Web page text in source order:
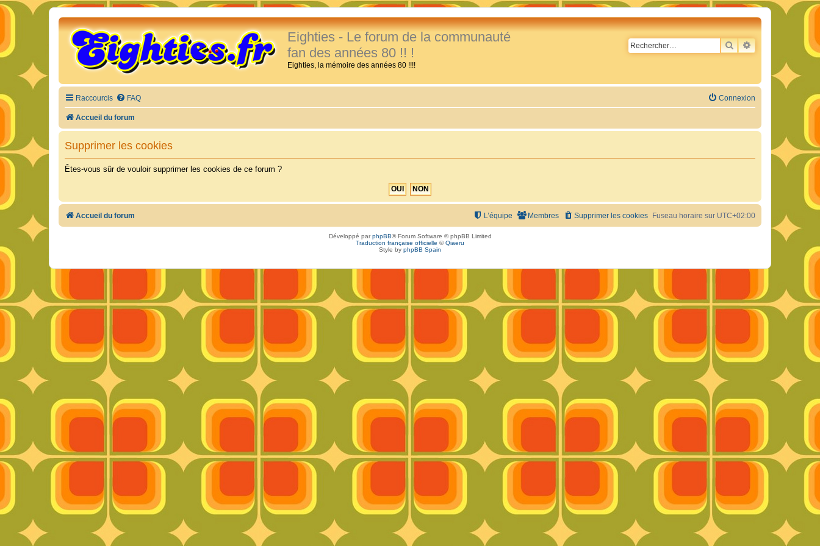
Eighties - Le forum de la communauté
fan des années 80 !! !
Eighties, la mémoire des années 80 !!!!
RECHERCHER
RECHERCHE
Raccourcis FAQ Connexion
Accueil du forum
Supprimer les cookies
Êtes-vous sûr de vouloir supprimer les cookies de ce forum ?
Accueil du forum Fuseau horaire sur UTC+02:00
Supprimer les cookies
Membres
L’équipe
Développé parphpBB® Forum Software © phpBB Limited
Traduction française officielle ©Qiaeru
Style by phpBB Spain